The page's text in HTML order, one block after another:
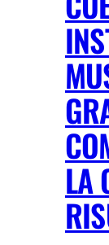
LA